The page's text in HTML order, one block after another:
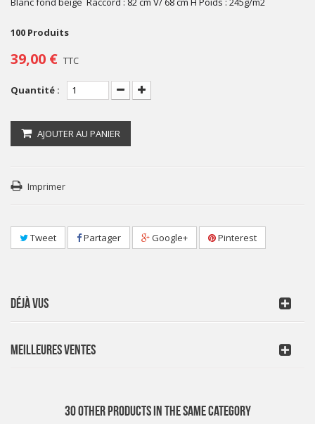
100 Produits
39,00 € TTC
Quantité :
AJOUTER AU PANIER
Imprimer
Tweet Partager Google+ Pinterest
DÉJÀ VUS
MEILLEURES VENTES
30 OTHER PRODUCTS IN THE SAME CATEGORY